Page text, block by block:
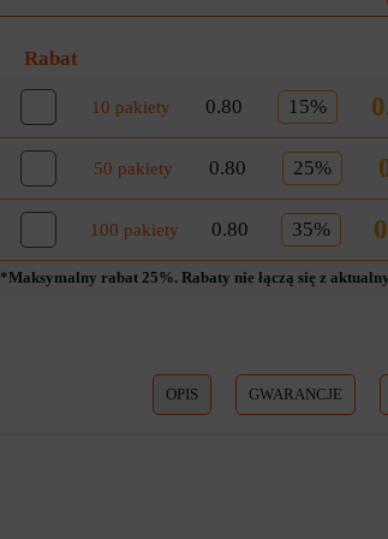
Rabat
10 pakiety 0.80 15%
50 pakiety 0.80 25%
100 pakiety 0.80 35%
*Maksymalny rabat 25%. Rabaty nie łączą się z
OPIS GWARANCJE